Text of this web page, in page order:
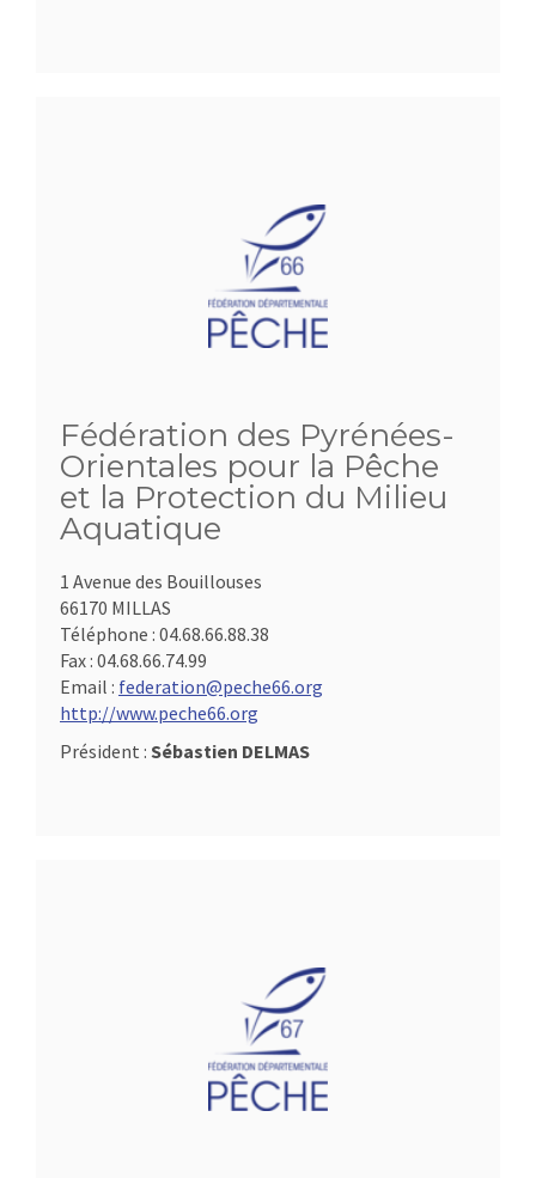
Fédération des Pyrénées-
Orientales pour la Pêche
et la Protection du Milieu
Aquatique
1 Avenue des Bouillouses
66170 MILLAS
Téléphone : 04.68.66.88.38
Fax : 04.68.66.74.99
Email : federation@peche66.org
http://www.peche66.org
Président : Sébastien DELMAS